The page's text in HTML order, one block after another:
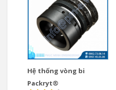
Hệ thống vòng bi
Packryt®